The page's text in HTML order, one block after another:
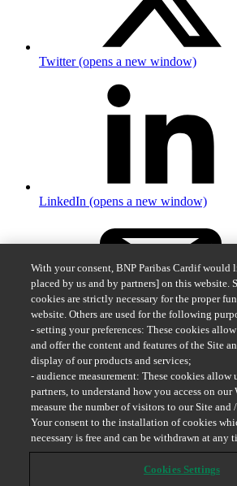
Twitter (opens a new window)
LinkedIn (opens a new window)
email
BNP Paribas Cardif Sweden
Submit a claim
Send in documents
Contact us
With your consent, BNP Paribas Cardif would
placed by us and by partners] on this website.
cookies are strictly necessary for the proper
website. Others are used for the following
- setting your preferences: These cookies
and offer the content and features of the Site
display of our products and services;
- audience measurement: These cookies allow
partners, to understand how you access on our
measure the number of visitors to our Site
Your consent to the installation of cookies
necessary is free and can be withdrawn at any
Cookies Settings